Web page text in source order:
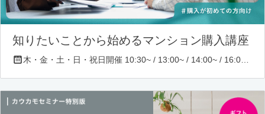
知りたいことから始めるマンション購入講座